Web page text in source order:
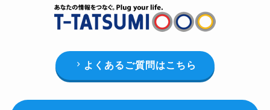
よくあるご質問はこちら